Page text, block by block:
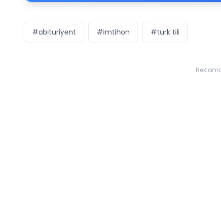
#abituriyent #imtihon #turk tili